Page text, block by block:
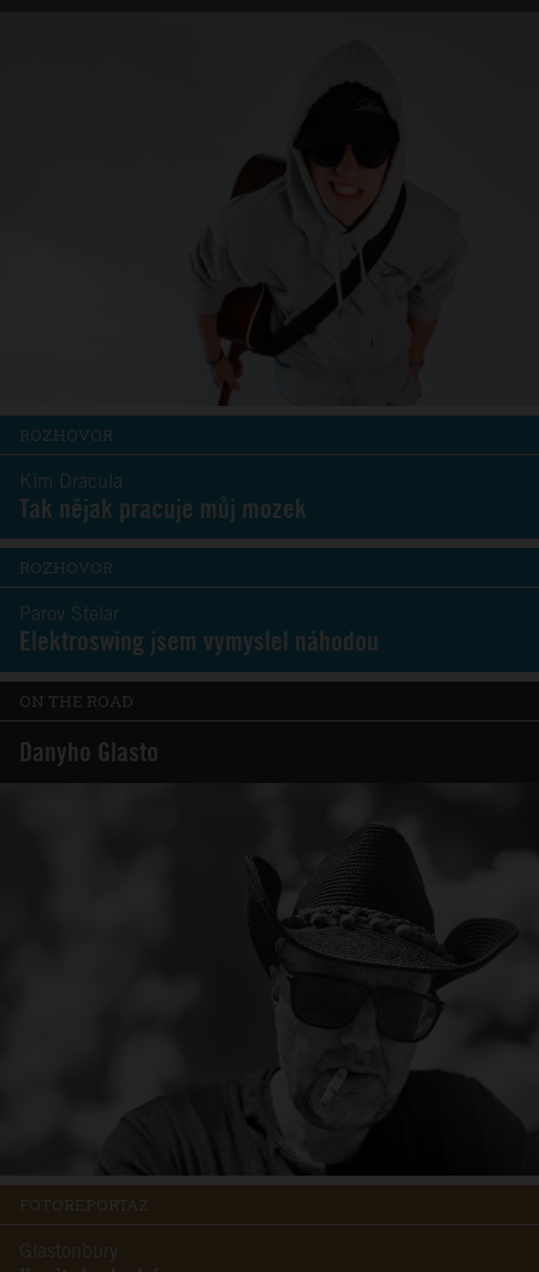
ROZHOVOR
Kim Dracula
Tak nějak pracuje můj mozek
ROZHOVOR
Parov Stelar
Elektroswing jsem vymyslel náhodou
ON THE ROAD
Danyho Glasto
FOTOREPORTAZ
Glastonbury